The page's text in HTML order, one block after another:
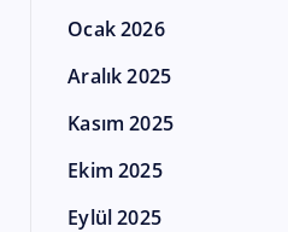
Ocak 2026
Aralık 2025
Kasım 2025
Ekim 2025
Eylül 2025